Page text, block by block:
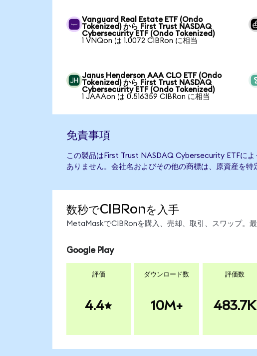
Vanguard Real Estate ETF (Ondo
Tokenized) から First Trust NASDAQ
Cybersecurity ETF (Ondo Tokenized)
1 VNQon は 1.0072 CIBRon に相当
Janus Henderson AAA CLO ETF (Ondo
Tokenized) から First Trust NASDAQ
Cybersecurity ETF (Ondo Tokenized)
1 JAAAon は 0.516359 CIBRon に相当
免責事項
この製品はFirst Trust NASDAQ Cybersecurity ETFに
ありません。会社名およびその他の商標は、原資産を特
数秒でCIBRonを入手
MetaMaskでCIBRonを購入、売却、取引、スワップ。
Google Play
評価
4.4
ダウンロード数
10M+
評価数
483.7K